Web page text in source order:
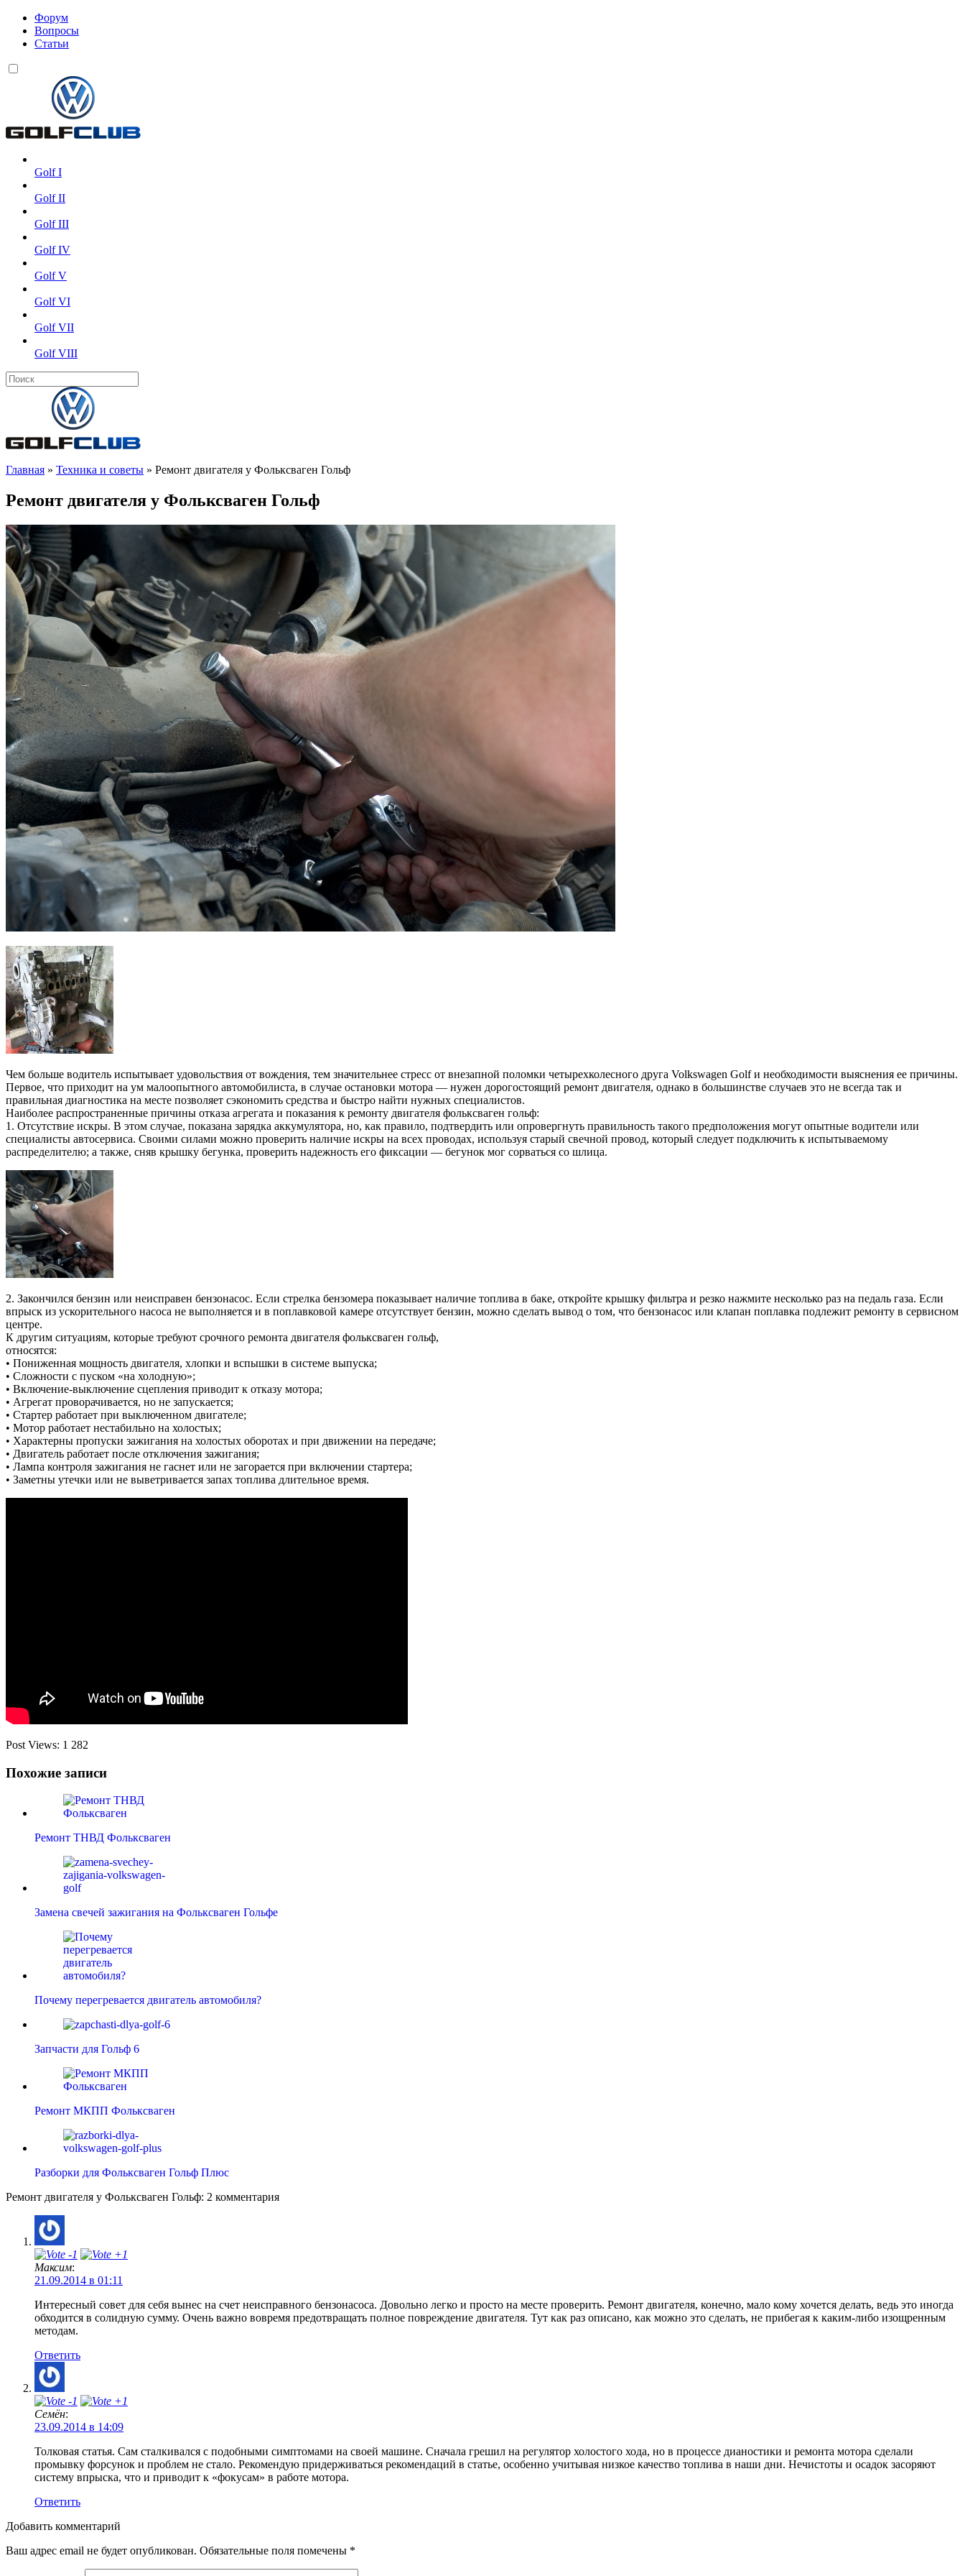
Форум
Вопросы
Статьи
Golf I
Golf II
Golf III
Golf IV
Golf V
Golf VI
Golf VII
Golf VIII
Главная » Техника и советы » Ремонт двигателя у Фольксваген Гольф
Ремонт двигателя у Фольксваген Гольф
Чем больше водитель испытывает удовольствия от вождения, тем значительнее стресс от внезапной поломки четырехколесного друга Volkswagen Golf и необходимости выяснения ее причины.
Первое, что приходит на ум малоопытного автомобилиста, в случае остановки мотора — нужен дорогостоящий ремонт двигателя, однако в большинстве случаев это не всегда так и
правильная диагностика на месте позволяет сэкономить средства и быстро найти нужных специалистов.
Наиболее распространенные причины отказа агрегата и показания к ремонту двигателя фольксваген гольф:
1. Отсутствие искры. В этом случае, показана зарядка аккумулятора, но, как правило, подтвердить или опровергнуть правильность такого предположения могут опытные водители или
специалисты автосервиса. Своими силами можно проверить наличие искры на всех проводах, используя старый свечной провод, который следует подключить к испытываемому
распределителю; а также, сняв крышку бегунка, проверить надежность его фиксации — бегунок мог сорваться со шлица.
2. Закончился бензин или неисправен бензонасос. Если стрелка бензомера показывает наличие топлива в баке, откройте крышку фильтра и резко нажмите несколько раз на педаль газа. Если
впрыск из ускорительного насоса не выполняется и в поплавковой камере отсутствует бензин, можно сделать вывод о том, что бензонасос или клапан поплавка подлежит ремонту в сервисном
центре.
К другим ситуациям, которые требуют срочного ремонта двигателя фольксваген гольф,
относятся:
• Пониженная мощность двигателя, хлопки и вспышки в системе выпуска;
• Сложности с пуском «на холодную»;
• Включение-выключение сцепления приводит к отказу мотора;
• Агрегат проворачивается, но не запускается;
• Стартер работает при выключенном двигателе;
• Мотор работает нестабильно на холостых;
• Характерны пропуски зажигания на холостых оборотах и при движении на передаче;
• Двигатель работает после отключения зажигания;
• Лампа контроля зажигания не гаснет или не загорается при включении стартера;
• Заметны утечки или не выветривается запах топлива длительное время.
Post Views: 1 282
Похожие записи
Ремонт ТНВД Фольксваген
Замена свечей зажигания на Фольксваген Гольфе
Почему перегревается двигатель автомобиля?
Запчасти для Гольф 6
Ремонт МКПП Фольксваген
Разборки для Фольксваген Гольф Плюс
Ремонт двигателя у Фольксваген Гольф: 2 комментария
Максим:
21.09.2014 в 01:11
Интересный совет для себя вынес на счет неисправного бензонасоса. Довольно легко и просто на месте проверить. Ремонт двигателя, конечно, мало кому хочется делать, ведь это иногда
обходится в солидную сумму. Очень важно вовремя предотвращать полное повреждение двигателя. Тут как раз описано, как можно это сделать, не прибегая к каким-либо изощренным
методам.
Ответить
Семён:
23.09.2014 в 14:09
Толковая статья. Сам сталкивался с подобными симптомами на своей машине. Сначала грешил на регулятор холостого хода, но в процессе дианостики и ремонта мотора сделали
промывку форсунок и проблем не стало. Рекомендую придерживаться рекомендаций в статье, особенно учитывая низкое качество топлива в наши дни. Нечистоты и осадок засоряют
систему впрыска, что и приводит к «фокусам» в работе мотора.
Ответить
Добавить комментарий
Ваш адрес email не будет опубликован. Обязательные поля помечены *